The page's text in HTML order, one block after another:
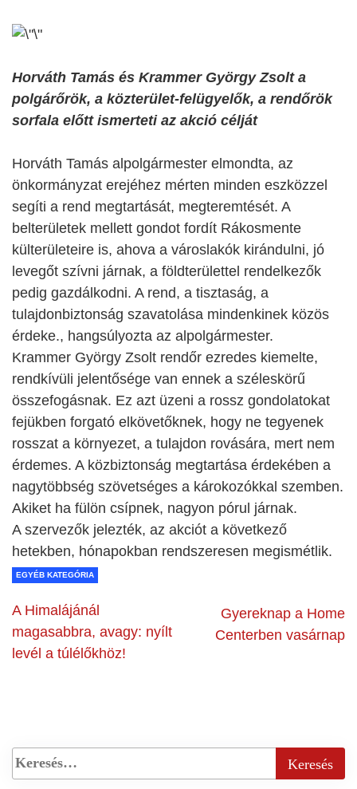
Horváth Tamás és Krammer György Zsolt a
polgárőrök, a közterület-felügyelők, a rendőrök
sorfala előtt ismerteti az akció célját
Horváth Tamás alpolgármester elmondta, az
önkormányzat erejéhez mérten minden eszközzel
segíti a rend megtartását, megteremtését. A
belterületek mellett gondot fordít Rákosmente
külterületeire is, ahova a városlakók kirándulni, jó
levegőt szívni járnak, a földterülettel rendelkezők
pedig gazdálkodni. A rend, a tisztaság, a
tulajdonbiztonság szavatolása mindenkinek közös
érdeke., hangsúlyozta az alpolgármester.
Krammer György Zsolt rendőr ezredes kiemelte,
rendkívüli jelentősége van ennek a széleskörű
összefogásnak. Ez azt üzeni a rossz gondolatokat
fejükben forgató elkövetőknek, hogy ne tegyenek
rosszat a környezet, a tulajdon rovására, mert nem
érdemes. A közbiztonság megtartása érdekében a
nagytöbbség szövetséges a károkozókkal szemben.
Akiket ha fülön csípnek, nagyon pórul járnak.
A szervezők jelezték, az akciót a következő
hetekben, hónapokban rendszeresen megismétlik.
EGYÉB KATEGÓRIA
A Himalájánál
magasabbra, avagy: nyílt
levél a túlélőkhöz!
Gyereknap a Home
Centerben vasárnap